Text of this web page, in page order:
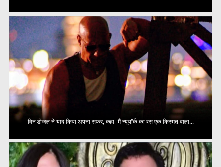
विन डीजल ने याद किया अपना सफर, कहा- मैं न्यूयॉर्क का बस एक किस्मत वाला...